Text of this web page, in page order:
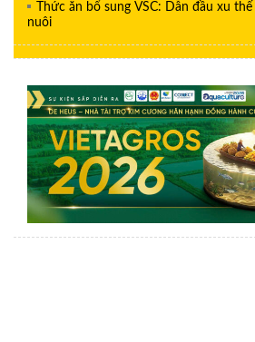
Thức ăn bổ sung VSC: Dẫn đầu xu
nuôi